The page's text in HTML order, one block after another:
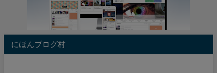
にほんブログ村